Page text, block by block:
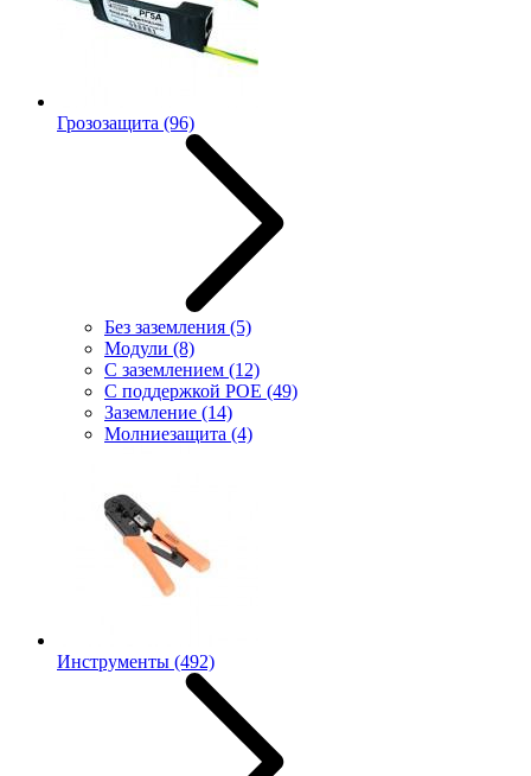
Грозозащита (96)
Без заземления (5)
Модули (8)
С заземлением (12)
С поддержкой POE (49)
Заземление (14)
Молниезащита (4)
Инструменты (492)